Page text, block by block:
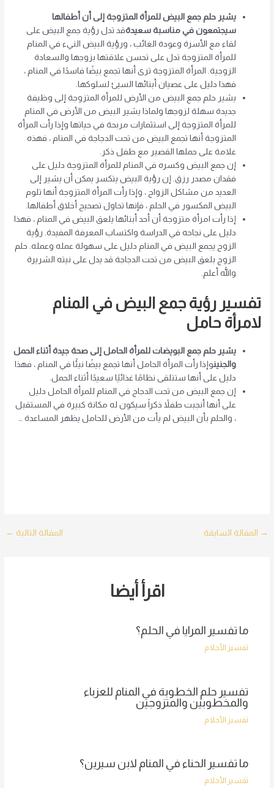
يشير حلم جمع البيض للمرأة المتزوجة إلى أن أطفالها
سيجتمعون في مناسبة سعيدةقد تدل رؤية جمع البيض على
لقاء مع الأسرة وعودة الغائب ، ورؤية البيض النيء في المنام
للمرأة المتزوجة تدل على تحسن علاقتها بزوجها والسعادة
الزوجية. المرأة المتزوجة ترى أنها تجمع بيضًا فاسدًا في المنام ،
فهذا دليل على عصيان أبنائها السيئ لسلوكها.
يشير حلم جمع البيض من الأرض للمرأة المتزوجة إلى وظيفة
جديدة سهلة لزوجها ولماذا يشير البيض من الأرض في المنام
للمرأة المتزوجة إلى استثمارات مربحة في حياتها وإذا رأت المرأة
المتزوجة أنها تجمع البيض من تحت الدجاجة في المنام ، فهذه
علامة على حملها القصير مع طفل ذكر.
إن جمع البيض وكسره في المنام للمرأة المتزوجة دليل على
فقدان مصدر رزق. إن رؤية البيض يتكسر يمكن أن يشير إلى
العديد من مشاكل الزواج ، وإذا رأت المرأة المتزوجة أنها تلوم
البيض المكسور في الحلم ، فإنها تحاول تصحيح أخلاق أطفالها.
إذا رأت امرأة متزوجة أن أحد أبنائها يلعق البيض في المنام ، فهذا
دليل على نجاحه في الدراسة واكتساب المعرفة المفيدة. رؤية
الزوج يجمع البيض في المنام دليل على سهولة عمله وعمله. حلم
الزوج بلعق البيض من تحت الدجاجة قد يدل على نيته الشريرة
والله أعلم.
تفسير رؤية جمع البيض في المنام
لامرأة حامل
يشير حلم جمع البويضات للمرأة الحامل إلى صحة جيدة أثناء الحمل
والجنينوإذا رأت المرأة الحامل أنها تجمع بيضًا نيئًا في المنام ، فهذا
دليل على أنها ستتلقى نظامًا غذائيًا سعيدًا أثناء الحمل.
إن جمع البيض من تحت الدجاج في المنام للمرأة الحامل دليل
على أنها أنجبت طفلاً ذكراً سيكون له مكانة كبيرة في المستقبل
، والحلم بأن البيض لم يأت من الأرض للحامل يظهر المساعدة …
Post
→ المقالة السابقة المقالة التالية ←
اقرأ أيضا
ما تفسير المرايا في الحلم؟
تفسير الأحلام
تفسير حلم الخطوبة في المنام للعزباء
والمخطوبين والمتزوجين
تفسير الأحلام
ما تفسير الحناء في المنام لابن سيرين؟
تفسير الأحلام